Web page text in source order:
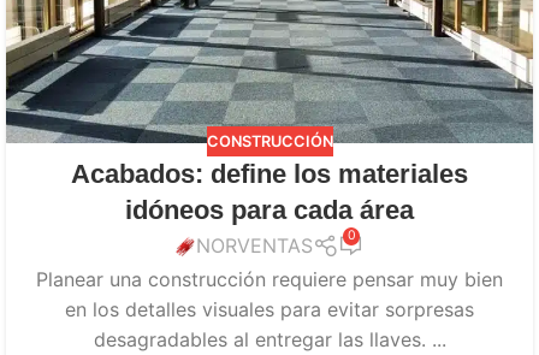
CONSTRUCCIÓN
Acabados: define los materiales
idóneos para cada área
NORVENTAS 0
Planear una construcción requiere pensar muy bien
en los detalles visuales para evitar sorpresas
desagradables al entregar las llaves. ...